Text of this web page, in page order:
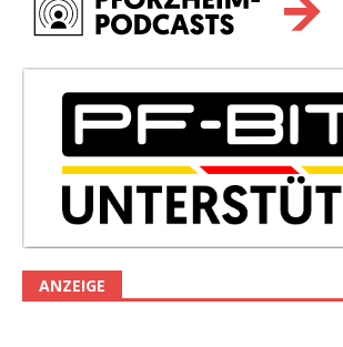
ANZEIGE